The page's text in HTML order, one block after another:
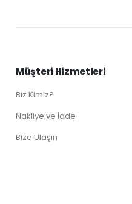
Müşteri Hizmetleri
Biz Kimiz?
Nakliye ve İade
Bize Ulaşın